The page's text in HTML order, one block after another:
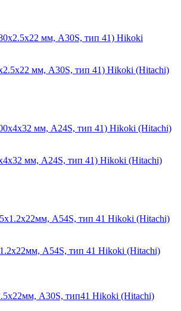
мм, A30S, тип 41) Hikoki (Hitachi)
мм, A24S, тип 41) Hikoki (Hitachi)
A54S, тип 41 Hikoki (Hitachi)